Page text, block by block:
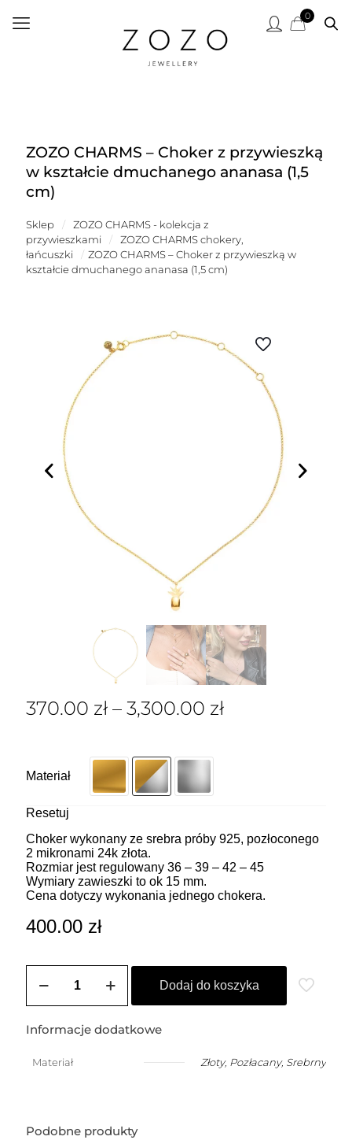
0
ZOZO CHARMS – Choker z przywieszką
w kształcie dmuchanego ananasa (1,5
cm)
Sklep /
ZOZO CHARMS - kolekcja z
przywieszkami
/
ZOZO CHARMS chokery,
łańcuszki
/ ZOZO CHARMS – Choker z przywieszką w
kształcie dmuchanego ananasa (1,5 cm)
370.00 zł – 3,300.00 zł
Materiał
Resetuj
Choker wykonany ze srebra próby 925, pozłoconego
2 mikronami 24k złota.
Rozmiar jest regulowany 36 – 39 – 42 – 45
Wymiary zawieszki to ok 15 mm.
Cena dotyczy wykonania jednego chokera.
400.00 zł
ZOZO
Choker
przywieszką
w
(1,5
Dodaj do koszyka
Informacje dodatkowe
Materiał Złoty, Pozłacany, Srebrny
Podobne produkty